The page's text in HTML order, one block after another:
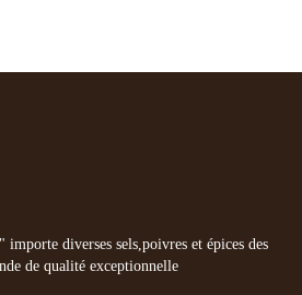
importe diverses sels,poivres et épices des
de qualité exceptionnelle